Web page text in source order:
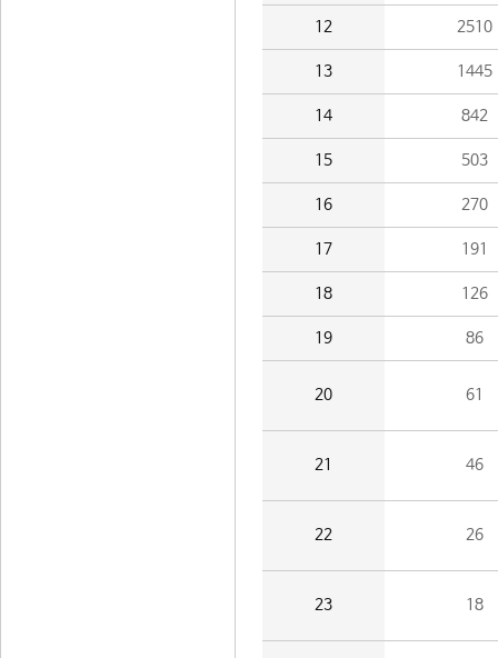
12 2510
13 1445
14 842
15 503
16 270
17 191
18 126
19 86
20 61
21 46
22 26
23 18